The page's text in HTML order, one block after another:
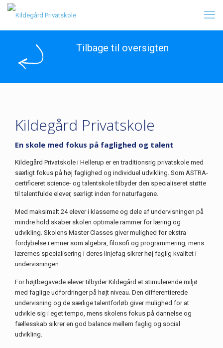
Tilbage til oversigten
Kildegård Privatskole
En skole med fokus på faglighed og talent
Kildegård Privatskole i Hellerup er en traditionsrig privatskole med
særligt fokus på høj faglighed og individuel udvikling. Som ASTRA-
certificeret science- og talentskole tilbyder den specialiseret støtte
til talentfulde elever, særligt inden for naturfagene.
Med maksimalt 24 elever i klasserne og dele af undervisningen på
mindre hold skaber skolen optimale rammer for læring og
udvikling. Skolens Master Classes giver mulighed for ekstra
fordybelse i emner som algebra, filosofi og programmering, mens
lærernes specialisering i deres linjefag sikrer høj faglig kvalitet i
undervisningen.
For højtbegavede elever tilbyder Kildegård et stimulerende miljø
med faglige udfordringer på højt niveau. Den differentierede
undervisning og de særlige talentforløb giver mulighed for at
udvikle sig i eget tempo, mens skolens fokus på dannelse og
fællesskab sikrer en god balance mellem faglig og social
udvikling.